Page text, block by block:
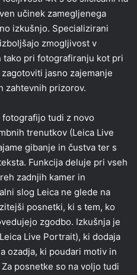
učinek zamegljenega
izkušnjo. Specializirani
zmogljivost v
pri fotografiranju kot pri
jasno zajemanje
zahtevnih prizorov.
fotografijo tudi z novo
trenutkov (Leica Live
gibanje in čustva ter s
Funkcija deluje pri vseh
zadnjih kamer in
slog Leica ne glede na
posnetki, ki s tem, ko
zgodbo. Izkušnja je
Live Portrait), ki dodaja
ozadja, ki poudari motiv in
posnetke so na voljo tudi